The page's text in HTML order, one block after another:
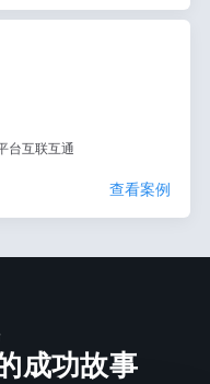
台互联互通
查看案例
成功故事